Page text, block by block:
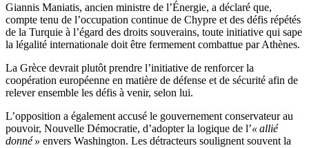
Giannis Maniatis, ancien ministre de l’Énergie, a déclaré que,
compte tenu de l’occupation continue de Chypre et des défis répétés
de la Turquie à l’égard des droits souverains, toute initiative qui sape
la légalité internationale doit être fermement combattue par Athènes.
La Grèce devrait plutôt prendre l’initiative de renforcer la
coopération européenne en matière de défense et de sécurité afin de
relever ensemble les défis à venir, selon lui.
L’opposition a également accusé le gouvernement conservateur au
pouvoir, Nouvelle Démocratie, d’adopter la logique de l’« allié
donné » envers Washington. Les détracteurs soulignent souvent la